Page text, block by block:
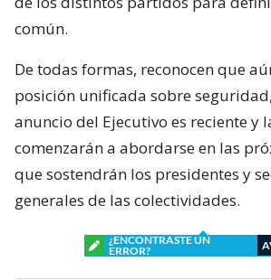
común.
De todas formas, reconocen que
posición unificada sobre
anuncio del Ejecutivo es reciente y
comenzarán a abordarse en las
que sostendrán los presidentes y
generales de las colectividades.
¿ENCONTRASTE UN
ERROR?